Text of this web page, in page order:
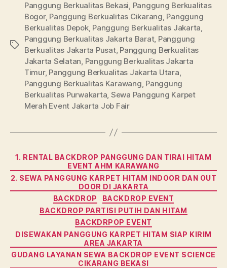
Tags
Panggung Berkualitas Bekasi, Panggung Berkualitas
Bogor, Panggung Berkualitas Cikarang, Panggung
Berkualitas Depok, Panggung Berkualitas Jakarta,
Panggung Berkualitas Jakarta Barat, Panggung
Berkualitas Jakarta Pusat, Panggung Berkualitas
Jakarta Selatan, Panggung Berkualitas Jakarta
Timur, Panggung Berkualitas Jakarta Utara,
Panggung Berkualitas Karawang, Panggung
Berkualitas Purwakarta, Sewa Panggung Karpet
Merah Event Jakarta Job Fair
Categories
1. RENTAL BACKDROP PANGGUNG DAN TIRAI HITAM
EVENT AHM KARAWANG
2. SEWA PANGGUNG KARPET HITAM INDOOR DAN OUT
DOOR DI JAKARTA
BACKDROP
BACKDROP EVENT
BACKDROP PARTISI PUTIH DAN HITAM
BACKDRPOP EVENT
DISEWAKAN PANGGUNG KARPET HITAM SIAP KIRIM
AREA JAKARTA
GUDANG LAYANAN SEWA BACKDROP EVENT SCIENCE
CIKARANG BEKASI